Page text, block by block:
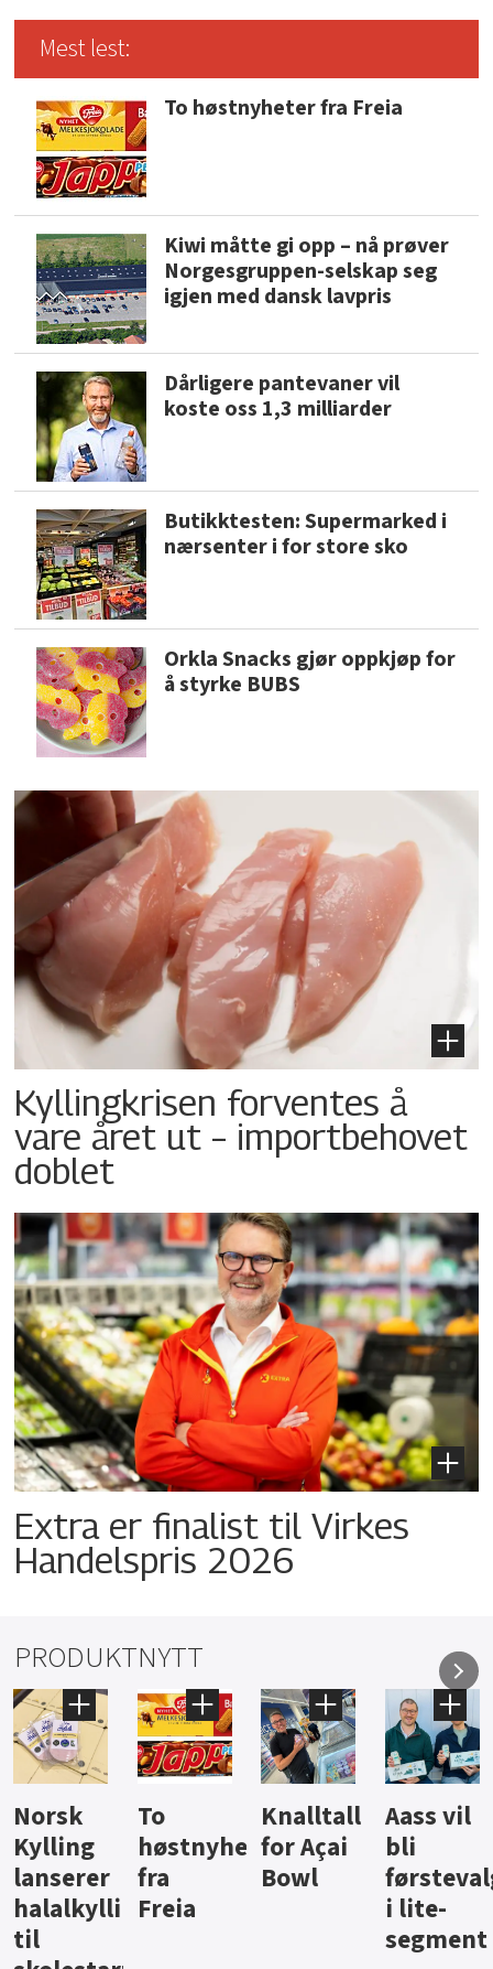
Mest lest:
To høstnyheter fra Freia
Kiwi måtte gi opp – nå prøver
Norgesgruppen-selskap seg
igjen med dansk lavpris
Dårligere pantevaner vil
koste oss 1,3 milliarder
Butikktesten: Supermarked i
nærsenter i for store sko
Orkla Snacks gjør oppkjøp for
å styrke BUBS
Kyllingkrisen forventes å
vare året ut – importbehovet
doblet
Extra er finalist til Virkes
Handelspris 2026
PRODUKTNYTT
Knalltall
for Açai
Bowl
Aass vil
bli
førstevalg
i lite-
Brus og
jus fra
Berentsen
Hard
iste fra
Hansa